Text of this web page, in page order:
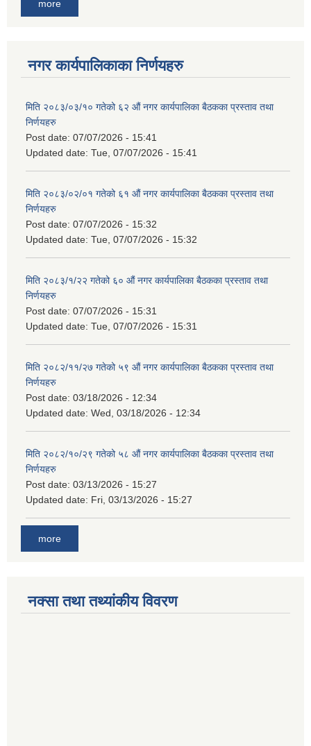
more
नगर कार्यपालिकाका निर्णयहरु
मिति २०८३/०३/१० गतेको ६२ औं नगर कार्यपालिका बैठकका प्रस्ताव तथा
निर्णयहरु
Post date: 07/07/2026 - 15:41
Updated date: Tue, 07/07/2026 - 15:41
मिति २०८३/०२/०१ गतेको ६१ औं नगर कार्यपालिका बैठकका प्रस्ताव तथा
निर्णयहरु
Post date: 07/07/2026 - 15:32
Updated date: Tue, 07/07/2026 - 15:32
मिति २०८३/१/२२ गतेको ६० औं नगर कार्यपालिका बैठकका प्रस्ताव तथा
निर्णयहरु
Post date: 07/07/2026 - 15:31
Updated date: Tue, 07/07/2026 - 15:31
मिति २०८२/११/२७ गतेको ५९ औं नगर कार्यपालिका बैठकका प्रस्ताव तथा
निर्णयहरु
Post date: 03/18/2026 - 12:34
Updated date: Wed, 03/18/2026 - 12:34
मिति २०८२/१०/२९ गतेको ५८ औं नगर कार्यपालिका बैठकका प्रस्ताव तथा
निर्णयहरु
Post date: 03/13/2026 - 15:27
Updated date: Fri, 03/13/2026 - 15:27
more
नक्सा तथा तथ्यांकीय विवरण